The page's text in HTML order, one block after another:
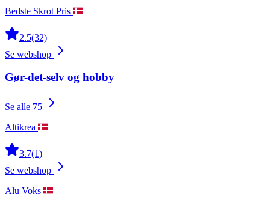
Bedste Skrot Pris
2.5(32)
Se webshop
Gør-det-selv og hobby
Se alle 75
Altikrea
3.7(1)
Se webshop
Alu Voks